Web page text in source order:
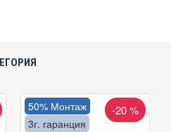
50% Монтаж
3г. гаранция
-20 %